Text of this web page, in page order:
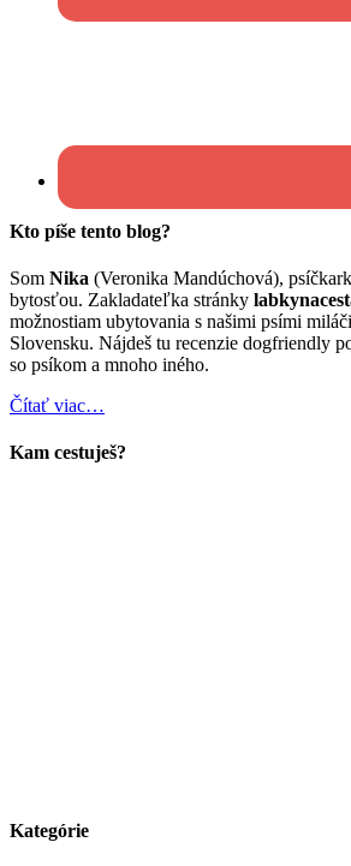
Kto píše tento blog?
Som Nika (Veronika Mandúchová),
bytosťou. Zakladateľka stránky
možnostiam ubytovania s našimi psími
Slovensku. Nájdeš tu recenzie dogfriendly
so psíkom a mnoho iného.
Čítať viac…
Kam cestuješ?
Kategórie